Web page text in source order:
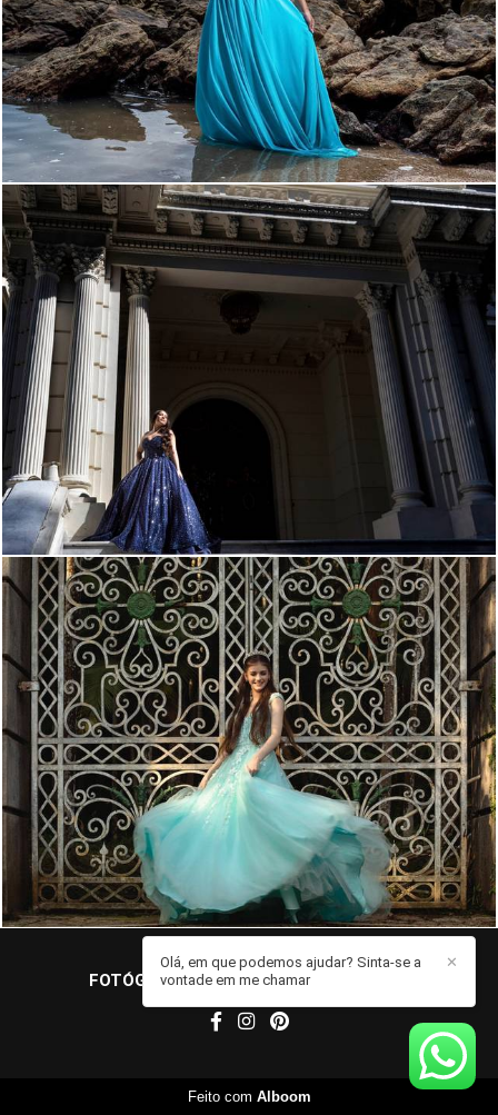
346 0
4636 93
FOTÓGRAFO JOHN EDGARD
✕
Olá, em que podemos ajudar? Sinta-se a
vontade em me chamar
Feito com Alboom